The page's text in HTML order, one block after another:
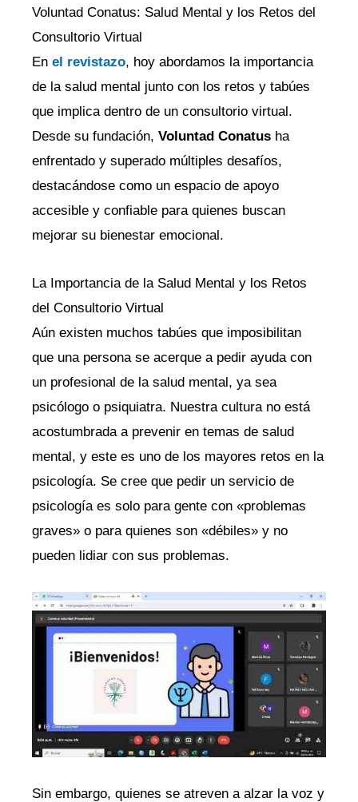
Voluntad Conatus: Salud Mental y los Retos del
Consultorio Virtual
En el revistazo, hoy abordamos la importancia
de la salud mental junto con los retos y tabúes
que implica dentro de un consultorio virtual.
Desde su fundación, Voluntad Conatus ha
enfrentado y superado múltiples desafíos,
destacándose como un espacio de apoyo
accesible y confiable para quienes buscan
mejorar su bienestar emocional.
La Importancia de la Salud Mental y los Retos
del Consultorio Virtual
Aún existen muchos tabúes que imposibilitan
que una persona se acerque a pedir ayuda con
un profesional de la salud mental, ya sea
psicólogo o psiquiatra. Nuestra cultura no está
acostumbrada a prevenir en temas de salud
mental, y este es uno de los mayores retos en la
psicología. Se cree que pedir un servicio de
psicología es solo para gente con «problemas
graves» o para quienes son «débiles» y no
pueden lidiar con sus problemas.
Sin embargo, quienes se atreven a alzar la voz y